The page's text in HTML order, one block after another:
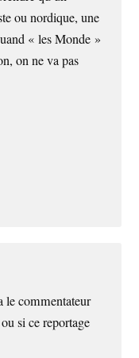
ou nordique, une
« les Monde »
on ne va pas
le commentateur
si ce reportage